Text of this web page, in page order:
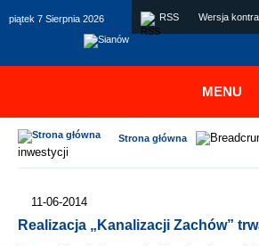
piątek 7 Sierpnia 2026 Wersja
RSS
MENU
Strona główna
inwestycji
11-06-2014
Realizacja „Kanalizacji Zachów”